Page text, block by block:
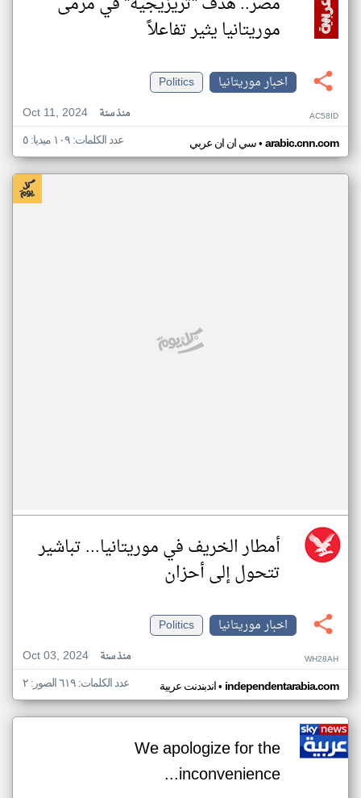
موريتانيا يثير تفاعلاً
اخبار موريتانيا
Politics
Oct 11, 2024
منذ سنة AC58ID
سي ان ان عربي• arabic.cnn.com عدد الكلمات: ١٠٩ ميديا: ٥
أمطار الخريف في موريتانيا... تباشير
تتحول إلى أحزان
اخبار موريتانيا
Politics
Oct 03, 2024
منذ سنة WH28AH
اندبندنت عربية• independentarabia.com عدد الكلمات: ٦١٩ الصور: ٢
We apologize for the
inconvenience...